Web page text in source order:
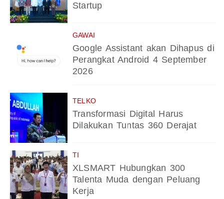
Startup
GAWAI
Google Assistant akan Dihapus di
Perangkat Android 4 September
2026
TELKO
Transformasi Digital Harus
Dilakukan Tuntas 360 Derajat
TI
XLSMART Hubungkan 300
Talenta Muda dengan Peluang
Kerja